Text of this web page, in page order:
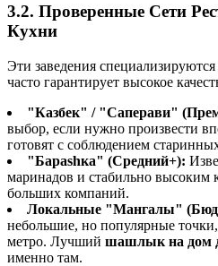
3.2. Проверенные Сети
Кухни
Эти заведения
часто гарантирует высокое
"Казбек" / "Саперави"
выбор, если нужно произвести
готовят с соблюдением
"Бараshка" (Средний+):
маринадов и стабильно высоким
больших компаний.
Локальные "Мангалы"
небольшие, но популярные
метро. Лучший шашлык на дом
именно там.